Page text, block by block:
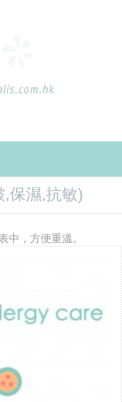
,保濕,抗敏)
中，方便重溫。